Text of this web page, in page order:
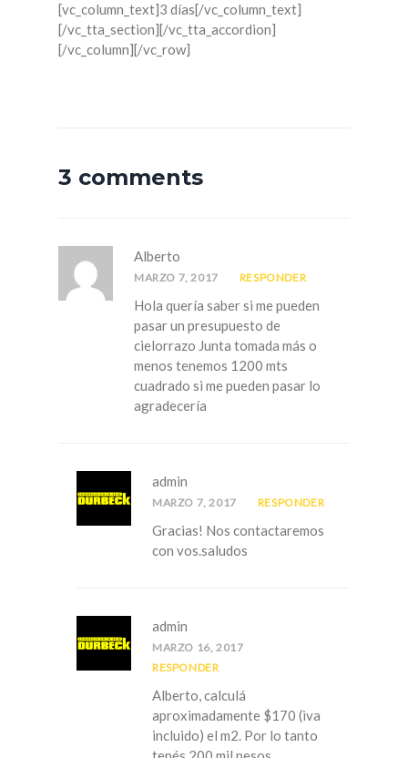
[vc_column_text]3 días[/vc_column_text]
[/vc_tta_section][/vc_tta_accordion]
[/vc_column][/vc_row]
3 comments
Alberto
MARZO 7, 2017 RESPONDER
Hola quería saber si me pueden
pasar un presupuesto de
cielorrazo Junta tomada más o
menos tenemos 1200 mts
cuadrado si me pueden pasar lo
agradecería
admin
MARZO 7, 2017 RESPONDER
Gracias! Nos contactaremos
con vos.saludos
admin
MARZO 16, 2017
RESPONDER
Alberto, calculá
aproximadamente $170 (iva
incluido) el m2. Por lo tanto